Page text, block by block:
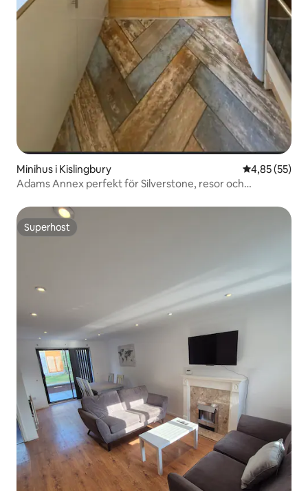
Minihus i Kislingbury 4,85 av 5 i
4,85 (55)
Adams Annex perfekt för Silverstone, resor och
Superhost
Superhost